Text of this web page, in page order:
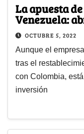
La apuesta
Venezuela:
OCTUBRE 5, 2022
Aunque el
tras el
con Colombia,
inversión